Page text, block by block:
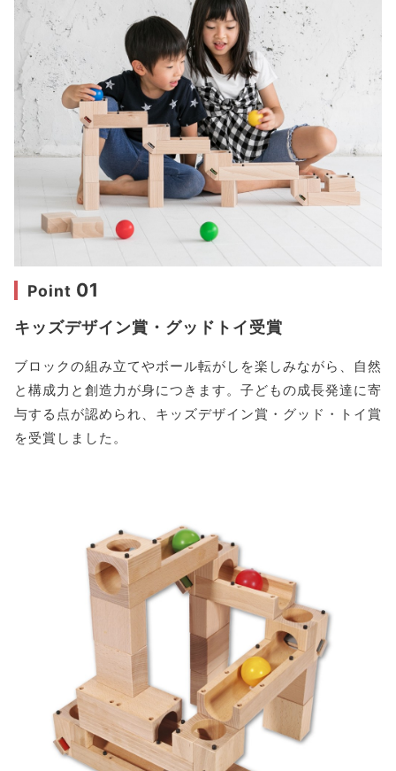
Point 01
キッズデザイン賞・グッドトイ受賞
ブロックの組み立てやボール転がしを楽しみながら、自然
と構成力と創造力が身につきます。子どもの成長発達に寄
与する点が認められ、キッズデザイン賞・グッド・トイ賞
を受賞しました。